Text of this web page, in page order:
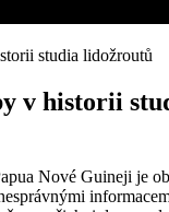
v historii
Nové Guineji ‌je